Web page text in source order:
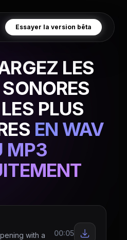
Essayer la version bêta
LES
PLUS
EN WAV
MP3
with a
00:05